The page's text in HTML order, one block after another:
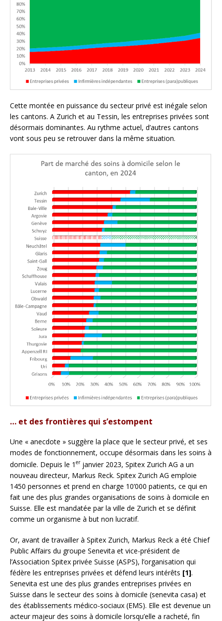
Cette montée en puissance du secteur privé est inégale selon
les cantons. A Zurich et au Tessin, les entreprises privées sont
désormais dominantes. Au rythme actuel, d’autres cantons
vont sous peu se retrouver dans la même situation.
… et des frontières qui s’estompent
Une « anecdote » suggère la place que le secteur privé, et ses
modes de fonctionnement, occupe désormais dans les soins à
domicile. Depuis le 1 erjanvier 2023, Spitex Zurich AG a un
nouveau directeur, Markus Reck. Spitex Zurich AG emploie
1450 personnes et prend en charge 10’000 patients, ce qui en
fait une des plus grandes organisations de soins à domicile en
Suisse. Elle est mandatée par la ville de Zurich et se définit
comme un organisme à but non lucratif.
Or, avant de travailler à Spitex Zurich, Markus Reck a été Chief
Public Affairs du groupe Senevita et vice-président de
l’Association Spitex privée Suisse (ASPS), l’organisation qui
fédère les entreprises privées et défend leurs intérêts [1].
Senevita est une des plus grandes entreprises privées en
Suisse dans le secteur des soins à domicile (senevita casa) et
des établissements médico-sociaux (EMS). Elle est devenue un
acteur majeur des soins à domicile lorsqu’elle a racheté, fin